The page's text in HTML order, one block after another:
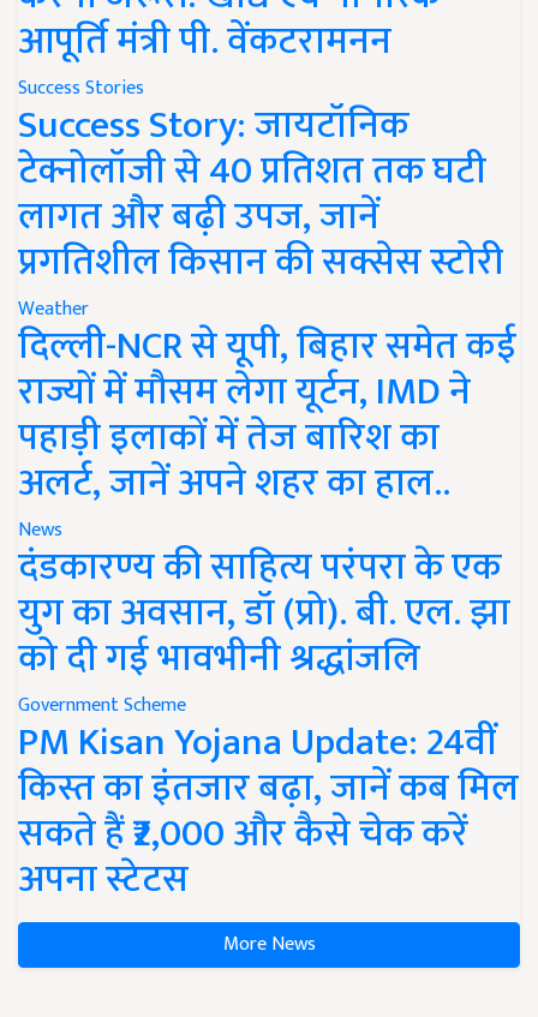
आपूर्ति मंत्री पी. वेंकटरामनन
Success Stories
Success Story: जायटॉनिक
टेक्नोलॉजी से 40 प्रतिशत तक घटी
लागत और बढ़ी उपज, जानें
प्रगतिशील किसान की सक्सेस स्टोरी
Weather
दिल्ली-NCR से यूपी, बिहार समेत कई
राज्यों में मौसम लेगा यूर्टन, IMD ने
पहाड़ी इलाकों में तेज बारिश का
अलर्ट, जानें अपने शहर का हाल..
News
दंडकारण्य की साहित्य परंपरा के एक
युग का अवसान, डॉ (प्रो). बी. एल. झा
को दी गई भावभीनी श्रद्धांजलि
Government Scheme
PM Kisan Yojana Update: 24वीं
किस्त का इंतजार बढ़ा, जानें कब मिल
सकते हैं ₹2,000 और कैसे चेक करें
अपना स्टेटस
More News